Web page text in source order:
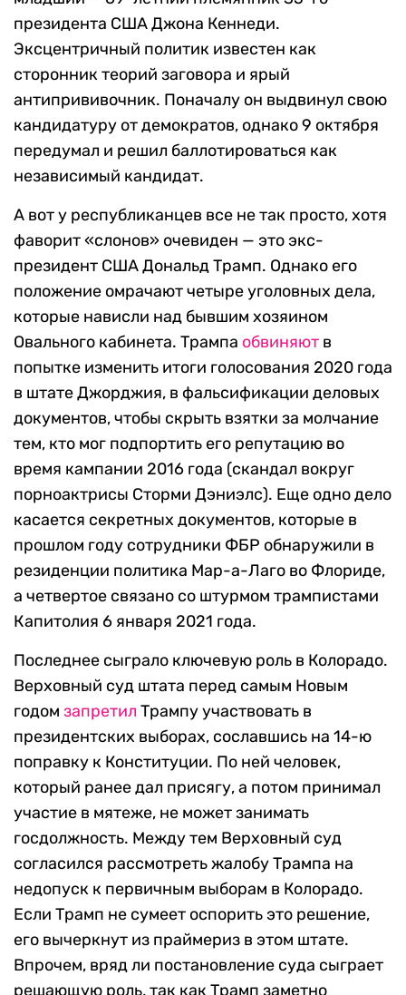
президента США Джона Кеннеди.
Эксцентричный политик известен как
сторонник теорий заговора и ярый
антипрививочник. Поначалу он выдвинул свою
кандидатуру от демократов, однако 9 октября
передумал и решил баллотироваться как
независимый кандидат.
А вот у республиканцев все не так просто, хотя
фаворит «слонов» очевиден — это экс-
президент США Дональд Трамп. Однако его
положение омрачают четыре уголовных дела,
которые нависли над бывшим хозяином
Овального кабинета. Трампа обвиняют в
попытке изменить итоги голосования 2020 года
в штате Джорджия, в фальсификации деловых
документов, чтобы скрыть взятки за молчание
тем, кто мог подпортить его репутацию во
время кампании 2016 года (скандал вокруг
порноактрисы Сторми Дэниэлс). Еще одно дело
касается секретных документов, которые в
прошлом году сотрудники ФБР обнаружили в
резиденции политика Мар-а-Лаго во Флориде,
а четвертое связано со штурмом трампистами
Капитолия 6 января 2021 года.
Последнее сыграло ключевую роль в Колорадо.
Верховный суд штата перед самым Новым
годом запретил Трампу участвовать в
президентских выборах, сославшись на 14-ю
поправку к Конституции. По ней человек,
который ранее дал присягу, а потом принимал
участие в мятеже, не может занимать
госдолжность. Между тем Верховный суд
согласился рассмотреть жалобу Трампа на
недопуск к первичным выборам в Колорадо.
Если Трамп не сумеет оспорить это решение,
его вычеркнут из праймериз в этом штате.
Впрочем, вряд ли постановление суда сыграет
решающую роль, так как Трамп заметно